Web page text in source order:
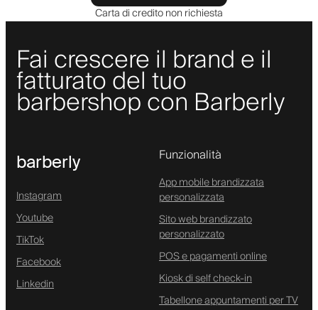
Carta di credito non richiesta
Fai crescere il brand e il
fatturato del tuo
barbershop con Barberly
barberly
Instagram
Youtube
TikTok
Facebook
Linkedin
Funzionalità
App mobile brandizzata
personalizzata
Sito web brandizzato
personalizzato
POS e pagamenti online
Kiosk di self check-in
Tabellone appuntamenti per TV